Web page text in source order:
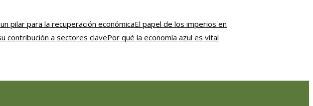
pilar para la recuperación económicaEl papel de los imperios en
contribución a sectores clavePor qué la economía azul es vital